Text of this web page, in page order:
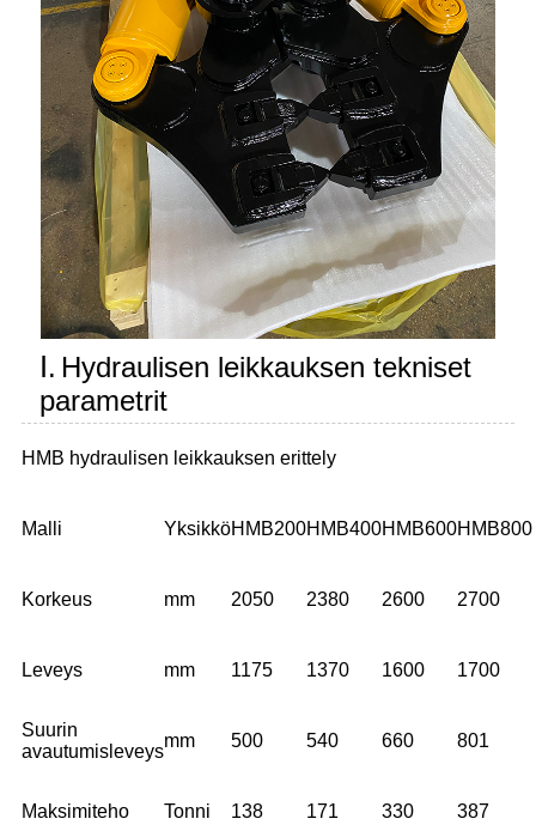
Ⅰ. Hydraulisen leikkauksen tekniset
parametrit
HMB hydraulisen leikkauksen erittely
Malli YksikköHMB200HMB400HMB600HMB800
Korkeus mm 2050 2380 2600 2700
Leveys mm 1175 1370 1600 1700
Suurin
avautumisleveys
mm 500 540 660 801
Maksimiteho Tonni 138 171 330 387